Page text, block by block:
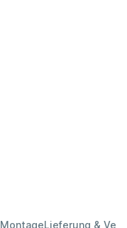
MontageLieferung &